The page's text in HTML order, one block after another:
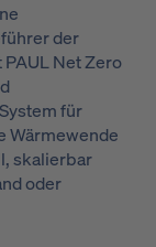
der
Net Zero
für
Wärmewende
skalierbar
oder